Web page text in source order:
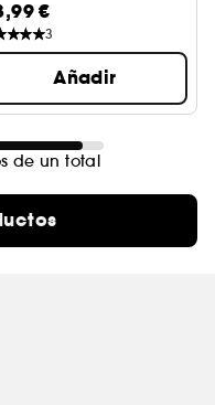
€
3
Añadir
de un total